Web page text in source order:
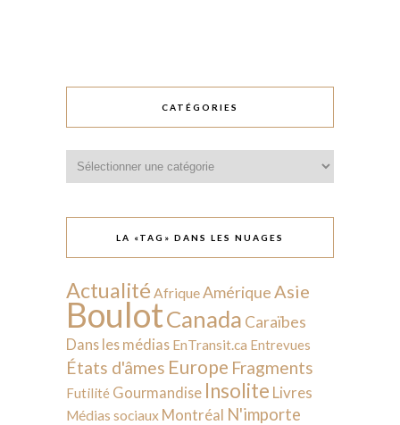
CATÉGORIES
LA «TAG» DANS LES NUAGES
Actualité AfriqueAmérique Asie
BoulotCanada Caraïbes
Dans les médias EnTransit.ca Entrevues
États d'âmes Europe Fragments
Futilité Gourmandise Insolite Livres
Médias sociaux Montréal N'importe